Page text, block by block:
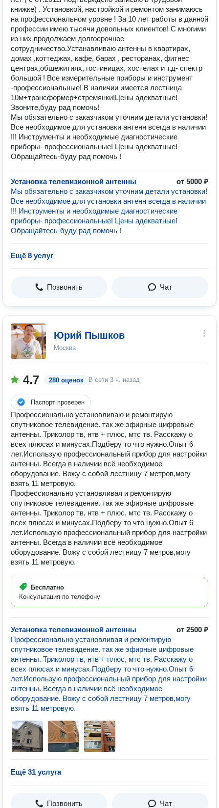
книжке) . Установкой, настройкой и ремонтом занимаюсь
на профессиональном уровне ! За 10 лет работы в данной
профессии имею тысячи довольных клиентов! С многими
из них продолжаем долгосрочное
сотрудничество.Устанавливаю антенны в квартирах,
домах ,коттеджах, кафе, барах , ресторанах, фитнес
центрах,общежитиях, гостиницах, хостелах и т.д- спектр
большой ! Все измерительные приборы и инструмент
-профессиональные! В наличии имеется лестница
10м+трансформер+стремянки!Цены адекватные!
Звоните,буду рад помочь!
Мы обязательно с заказчиком уточним детали установки!
Все необходимое для установки антенн всегда в наличии
!!! Инструменты и необходимые диагностические
приборы- профессиональные! Цены адекватные!
Обращайтесь-буду рад помочь !
Установка телевизионной антенны
от 5000 ₽
Мы обязательно с заказчиком уточним детали установки!
Все необходимое для установки антенн всегда в наличии
!!! Инструменты и необходимые диагностические
приборы- профессиональные! Цены адекватные!
Обращайтесь-буду рад помочь !
Ещё 8 услуг
Позвонить Чат
Юрий Пышков
Москва
4.7 280 оценок В сети 3 ч. назад
Паспорт проверен
Профессионально установливаю и ремонтирую
спутниковое телевидение. так же эфирные цифровые
антенны. Триколор тв, нтв + плюс, мтс тв. Расскажу о
всех плюсах и минусах.Подберу то что нужно.Опыт 6
лет.Использую профессиональный прибор для настройки
антенны. Всегда в наличии всё необходимое
оборудование. Вожу с собой лестницу 7 метров,могу
взять 11 метровую.
Профессионально установливая и ремонтирую
спутниковое телевидение. так же эфирные цифровые
антенны. Триколор тв, нтв + плюс, мтс тв. Расскажу о
всех плюсах и минусах.Подберу то что нужно.Опыт 6
лет.Использую профессиональный прибор для настройки
антенны. Всегда в наличии всё необходимое
оборудование. Вожу с собой лестницу 7 метров,могу
взять 11 метровую.
Бесплатно
Консультация по телефону
Установка телевизионной антенны
от 2500 ₽
Профессионально установливая и ремонтирую
спутниковое телевидение. так же эфирные цифровые
антенны. Триколор тв, нтв + плюс, мтс тв. Расскажу о
всех плюсах и минусах.Подберу то что нужно.Опыт 6
лет.Использую профессиональный прибор для настройки
антенны. Всегда в наличии всё необходимое
оборудование. Вожу с собой лестницу 7 метров,могу
взять 11 метровую.
Ещё 31 услуга
Позвонить Чат